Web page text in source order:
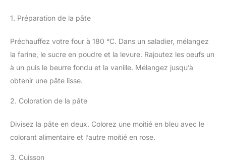
1. Préparation de la pâte
Préchauffez votre four à 180 °C. Dans un saladier, mélangez
la farine, le sucre en poudre et la levure. Rajoutez les oeufs un
à un puis le beurre fondu et la vanille. Mélangez jusqu’à
obtenir une pâte lisse.
2. Coloration de la pâte
Divisez la pâte en deux. Colorez une moitié en bleu avec le
colorant alimentaire et l’autre moitié en rose.
3. Cuisson